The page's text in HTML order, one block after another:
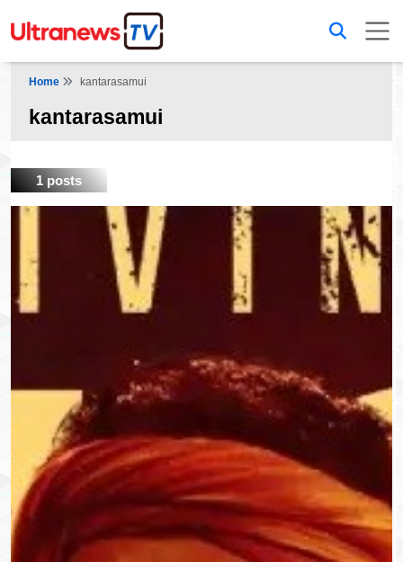
Home kantarasamui
kantarasamui
1 posts